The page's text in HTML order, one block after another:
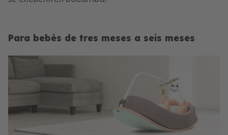
Para bebés de tres meses a seis meses